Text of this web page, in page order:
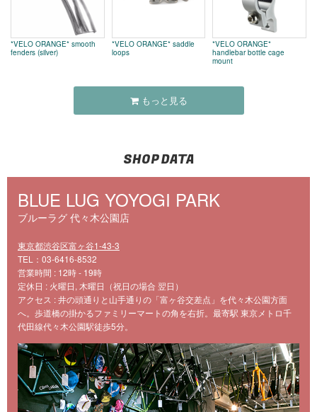
*VELO ORANGE* smooth
fenders (silver)
*VELO ORANGE* saddle
loops
*VELO ORANGE*
handlebar bottle cage
mount
もっと見る
SHOP DATA
BLUE LUG YOYOGI PARK
ブルーラグ 代々木公園店
東京都渋谷区富ヶ谷1-43-3
TEL：03-6416-8532
営業時間 : 12時 - 19時
定休日 : 火曜日, 木曜日（祝日の場合 翌日）
アクセス : 井の頭通りと山手通りの「富ヶ谷交差点」を代々木公園方面
へ。歩道橋の掛かるファミリーマートの角を右折。最寄駅 東京メトロ千
代田線代々木公園駅徒歩5分。